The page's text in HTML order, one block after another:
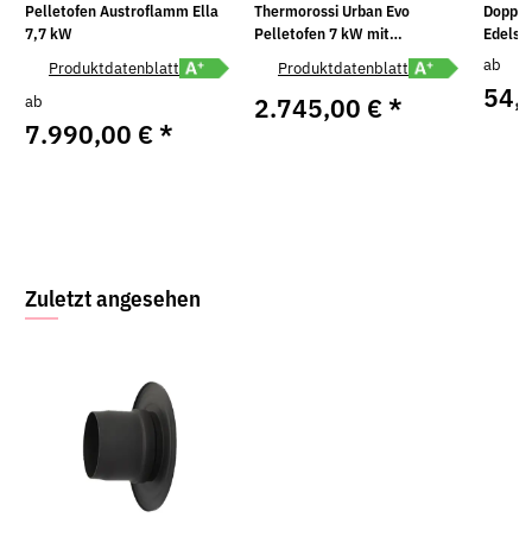
Pelletofen Austroflamm Ella
7,7 kW
ProduktdatenblattEnergielabel A+ öffnen
ab
7.990,00 €*
Thermorossi Urban Evo
Pelletofen 7 kW mit
Verkleidung in Schwarz oder
Weiß
ProduktdatenblattEnergielabel A+
2.745,00 €*
ab
Zuletzt angesehen